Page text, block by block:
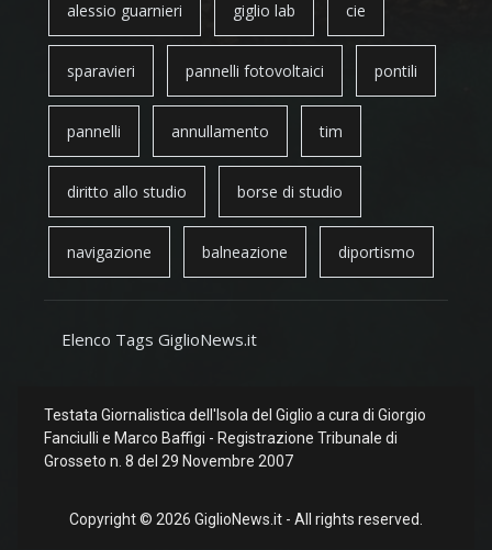
alessio guarnieri giglio lab cie
sparavieri pannelli fotovoltaici pontili
pannelli annullamento tim
diritto allo studio borse di studio
navigazione balneazione diportismo
Elenco Tags GiglioNews.it
Testata Giornalistica dell'Isola del Giglio a cura di Giorgio
Fanciulli e Marco Baffigi - Registrazione Tribunale di
Grosseto n. 8 del 29 Novembre 2007
Copyright © 2026 GiglioNews.it - All rights reserved.